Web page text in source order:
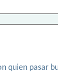
quien pasar